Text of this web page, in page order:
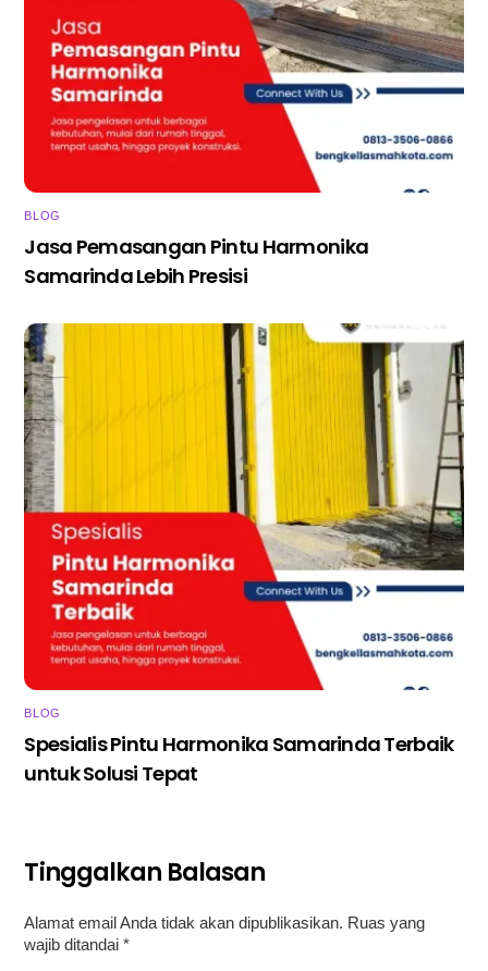
BLOG
Jasa Pemasangan Pintu Harmonika
Samarinda Lebih Presisi
BLOG
Spesialis Pintu Harmonika Samarinda Terbaik
untuk Solusi Tepat
Tinggalkan Balasan
Alamat email Anda tidak akan dipublikasikan. Ruas yang
wajib ditandai*